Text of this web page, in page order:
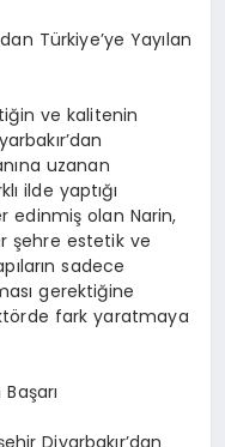
Türkiye’ye Yayılan
ve kalitenin
uzanan
ilde yaptığı
edinmiş olan Narin,
şehre estetik ve
sadece
gerektiğine
fark yaratmaya
Diyarbakır’dan